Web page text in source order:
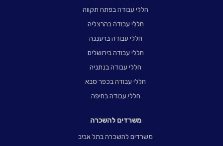
חללי עבודה בפתח תקווה
חללי עבודה בהרצליה
חללי עבודה ברעננה
חללי עבודה בירושלים
חללי עבודה בנתניה
חללי עבודה בכפר סבא
חללי עבודה בחיפה
משרדים להשכרה
משרדים להשכרה בתל אביב